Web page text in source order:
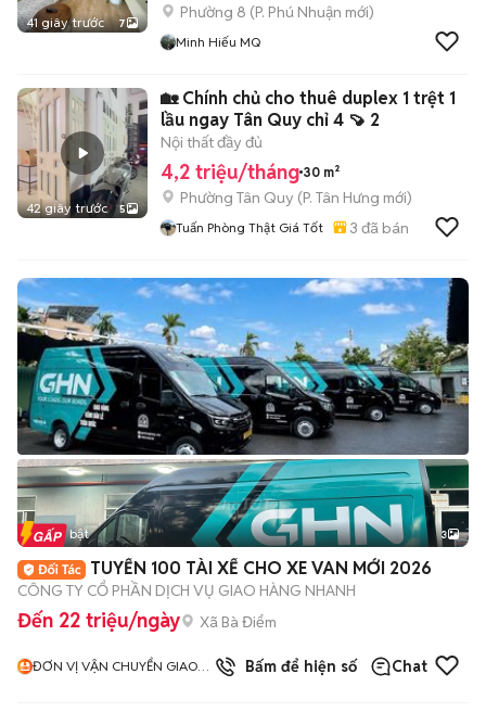
41 giây trước 7
Phường 8 (P. Phú Nhuận mới)
Minh Hiếu MQ
42 giây trước 5
🏡 Chính chủ cho thuê duplex 1 trệt 1
lầu ngay Tân Quy chỉ 4 🍠 2
Nội thất đầy đủ
4,2 triệu/tháng 30 m²
Phường Tân Quy (P. Tân Hưng mới)
Tuấn Phòng Thật Giá Tốt 3 đã bán
Tin nổi bật 3
TUYỂN 100 TÀI XẾ CHO XE VAN MỚI 2026
CÔNG TY CỔ PHẦN DỊCH VỤ GIAO HÀNG NHANH
Đến 22 triệu/ngày Xã Bà Điểm
ĐƠN VỊ VẬN CHUYỂN GIAO
Bấm để hiện số Chat